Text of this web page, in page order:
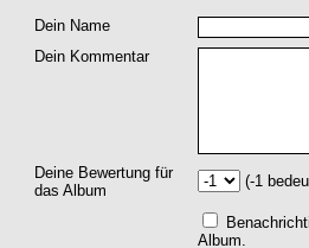
Dein Name
Dein Kommentar
Deine Bewertung für
das Album
(-1
Album.